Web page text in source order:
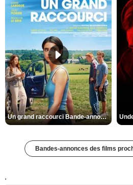
Un grand raccourci Bande-annonce VF
Bandes-annonces des films
'